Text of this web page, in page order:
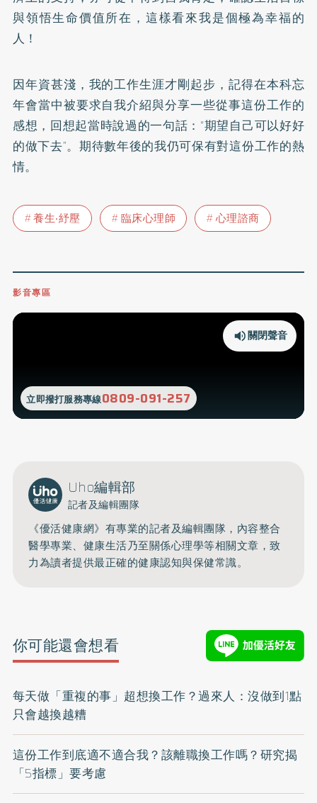
與領悟生命價值所在，這樣看來我是個極為幸福的
人！
因年資甚淺，我的工作生涯才剛起步，記得在本科忘
年會當中被要求自我介紹與分享一些從事這份工作的
感想，回想起當時說過的一句話：“期望自己可以好好
的做下去”。期待數年後的我仍可保有對這份工作的熱
情。
養生‧紓壓 臨床心理師 心理諮商
影音專區
立即撥打服務專線0809-091-257
關閉聲音
Uho編輯部
記者及編輯團隊
《優活健康網》有專業的記者及編輯團隊，內容整合
醫學專業、健康生活乃至關係心理學等相關文章，致
力為讀者提供最正確的健康認知與保健常識。
你可能還會想看
每天做「重複的事」超想換工作？過來人：沒做到1點
只會越換越糟
這份工作到底適不適合我？該離職換工作嗎？研究揭
「5指標」要考慮